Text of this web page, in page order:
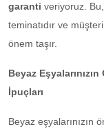
garanti veriyoruz.
teminatıdır ve
önem taşır.
Beyaz
İpuçları
Beyaz eşyalarınızın